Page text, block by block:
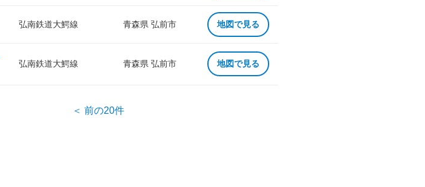
弘南鉄道大鰐線 青森県 弘前市 地図で見る
弘南鉄道大鰐線 青森県 弘前市 地図で見る
＜ 前の20件